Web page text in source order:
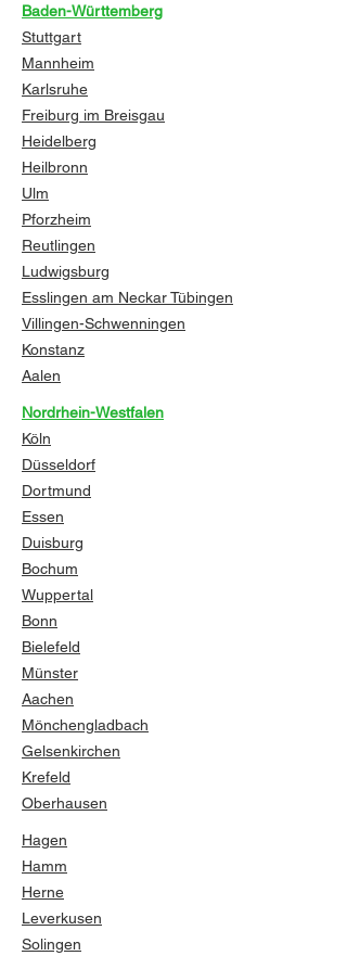
Baden-Württemberg
Stuttgart
Mannheim
Karlsruhe
Freiburg im Breisgau
Heidelberg
Heilbronn
Ulm
Pforzheim
Reutlingen
Ludwigsburg
Esslingen am NeckarTübingen
Villingen-Schwenningen
Konstanz
Aalen
Nordrhein-Westfalen
Köln
Düsseldorf
Dortmund
Essen
Duisburg
Bochum
Wuppertal
Bonn
Bielefeld
Münster
Aachen
Mönchengladbach
Gelsenkirchen
Krefeld
Oberhausen
Hagen
Hamm
Herne
Leverkusen
Solingen